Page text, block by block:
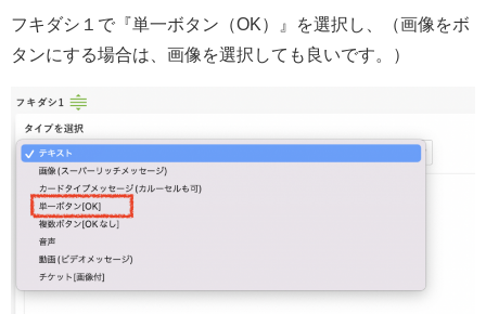
フキダシ１で『単一ボタン（OK）』を選択し、（画像をボ
タンにする場合は、画像を選択しても良いです。）